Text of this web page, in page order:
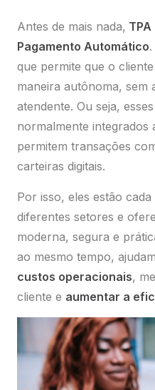
Antes de mais nada, TPA
Pagamento Automático
que permite que o
maneira autônoma, sem
atendente. Ou seja,
normalmente integrados
permitem transações
carteiras digitais.
Por isso, eles estão
diferentes setores e
moderna, segura e
ao mesmo tempo,
custos operacionais,
cliente e aumentar a